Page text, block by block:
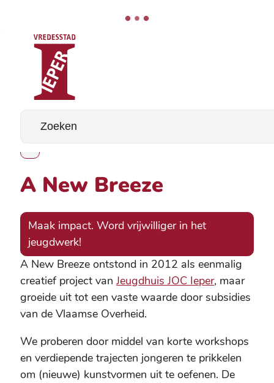
Naar inhoud
Stad Ieper
Wat zoek je?
Toon alle broodkruimel items
A New Breeze
Maak impact. Word vrijwilliger in het
jeugdwerk!
A New Breeze ontstond in 2012 als eenmalig
creatief project van Jeugdhuis JOC Ieper, maar
groeide uit tot een vaste waarde door subsidies
van de Vlaamse Overheid.
We proberen door middel van korte workshops
en verdiepende trajecten jongeren te prikkelen
om (nieuwe) kunstvormen uit te oefenen. De